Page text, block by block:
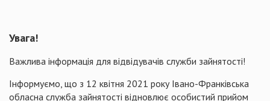
Увага!
Важлива інформація для відвідувачів служби зайнятості!
Інформуємо, що з 12 квітня 2021 року Івано-Франківська
обласна служба зайнятості відновлює особистий прийом